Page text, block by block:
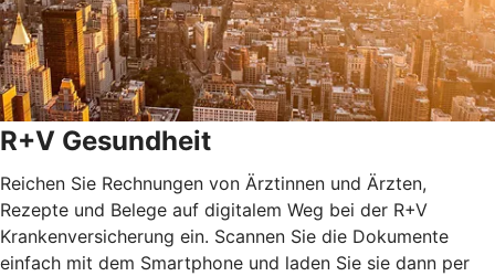
R+V Gesundheit
Reichen Sie Rechnungen von Ärztinnen und Ärzten,
Rezepte und Belege auf digitalem Weg bei der R+V
Krankenversicherung ein. Scannen Sie die Dokumente
einfach mit dem Smartphone und laden Sie sie dann per